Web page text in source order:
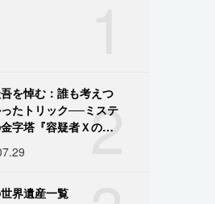
2
を悼む：誰も考えつ
たトリック──ミステ
字塔『容疑者Ｘの献
界遺産一覧